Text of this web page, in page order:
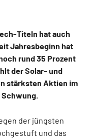
Titeln hat auch
Jahresbeginn hat
rund 35 Prozent
der Solar- und
stärksten Aktien im
Schwung.
der jüngsten
und das